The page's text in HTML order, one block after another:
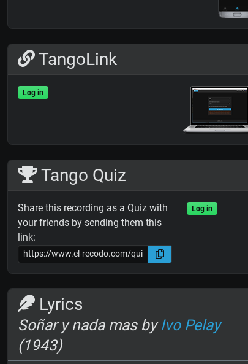
TangoLink
Log in
Tango Quiz
Share this recording as a Quiz with
your friends by sending them this
link:
Log in
Lyrics
Soñar y nada mas byIvo Pelay
(1943)